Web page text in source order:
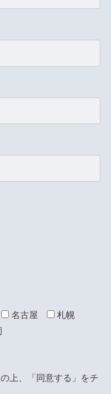
名古屋
札幌
上、「同意する」をチ